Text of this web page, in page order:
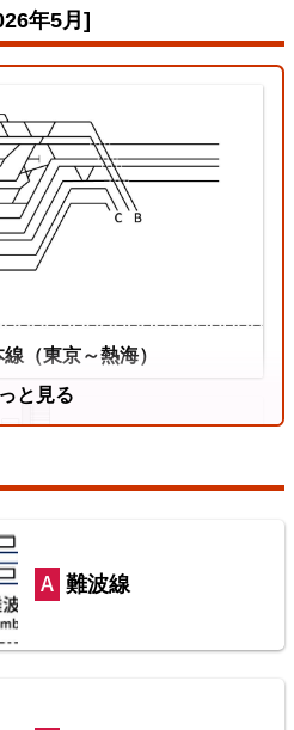
姫新線
年5月]
（東京～熱海）
と見る
難波線